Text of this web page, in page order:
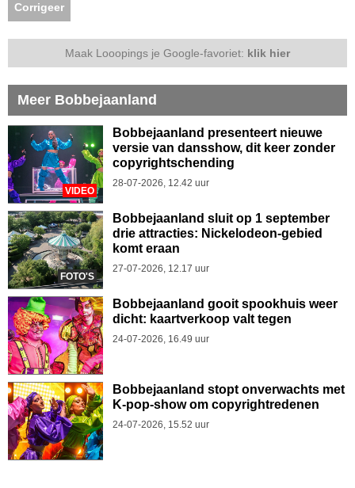
Corrigeer
Maak Looopings je Google-favoriet: klik hier
Meer Bobbejaanland
VIDEO
Bobbejaanland presenteert nieuwe
versie van dansshow, dit keer zonder
copyrightschending
28-07-2026, 12.42 uur
FOTO'S
Bobbejaanland sluit op 1 september
drie attracties: Nickelodeon-gebied
komt eraan
27-07-2026, 12.17 uur
Bobbejaanland gooit spookhuis weer
dicht: kaartverkoop valt tegen
24-07-2026, 16.49 uur
Bobbejaanland stopt onverwachts met
K-pop-show om copyrightredenen
24-07-2026, 15.52 uur